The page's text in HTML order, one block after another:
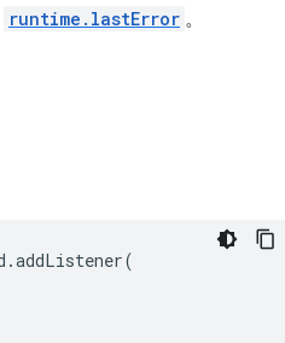
runtime.lastError 。
.addListener(